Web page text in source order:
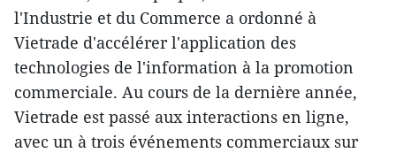
l'Industrie et du Commerce a ordonné à
Vietrade d'accélérer l'application des
technologies de l'information à la promotion
commerciale. Au cours de la dernière année,
Vietrade est passé aux interactions en ligne,
avec un à trois événements commerciaux sur